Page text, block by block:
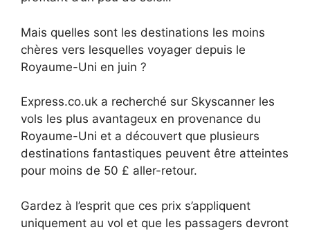
Mais quelles sont les destinations les moins
chères vers lesquelles voyager depuis le
Royaume-Uni en juin ?
Express.co.uk a recherché sur Skyscanner les
vols les plus avantageux en provenance du
Royaume-Uni et a découvert que plusieurs
destinations fantastiques peuvent être atteintes
pour moins de 50 £ aller-retour.
Gardez à l’esprit que ces prix s’appliquent
uniquement au vol et que les passagers devront